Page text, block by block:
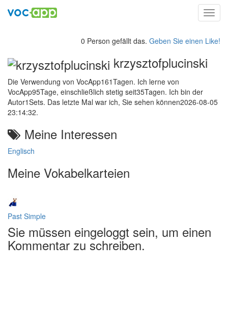
0 Person gefällt das. Geben Sie einen Like!
krzysztofplucinski
Die Verwendung von VocApp161Tagen. Ich lerne von
VocApp95Tage, einschließlich stetig seit35Tagen. Ich bin der
Autor1Sets. Das letzte Mal war ich, Sie sehen können2026-08-05
23:14:32.
Meine Interessen
Englisch
Meine Vokabelkarteien
Past Simple
Sie müssen eingeloggt sein, um einen
Kommentar zu schreiben.